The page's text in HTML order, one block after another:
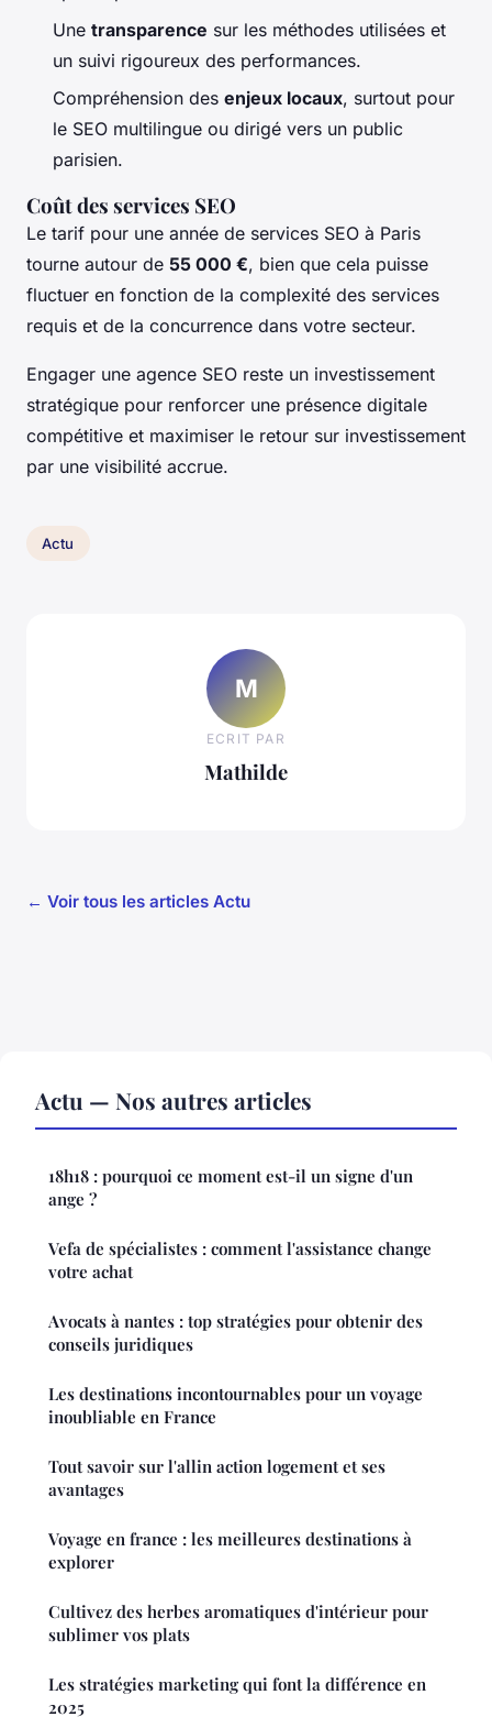
Une transparence sur les méthodes utilisées et
un suivi rigoureux des performances.
Compréhension des enjeux locaux, surtout pour
le SEO multilingue ou dirigé vers un public
parisien.
Coût des services SEO
Le tarif pour une année de services SEO à Paris
tourne autour de 55 000 €, bien que cela puisse
fluctuer en fonction de la complexité des services
requis et de la concurrence dans votre secteur.
Engager une agence SEO reste un investissement
stratégique pour renforcer une présence digitale
compétitive et maximiser le retour sur investissement
par une visibilité accrue.
Actu
M
ECRIT PAR
Mathilde
← Voir tous les articles Actu
Actu — Nos autres articles
18h18 : pourquoi ce moment est-il un signe d'un
ange ?
Vefa de spécialistes : comment l'assistance change
votre achat
Avocats à nantes : top stratégies pour obtenir des
conseils juridiques
Les destinations incontournables pour un voyage
inoubliable en France
Tout savoir sur l'allin action logement et ses
avantages
Voyage en france : les meilleures destinations à
explorer
Cultivez des herbes aromatiques d'intérieur pour
sublimer vos plats
Les stratégies marketing qui font la différence en
2025